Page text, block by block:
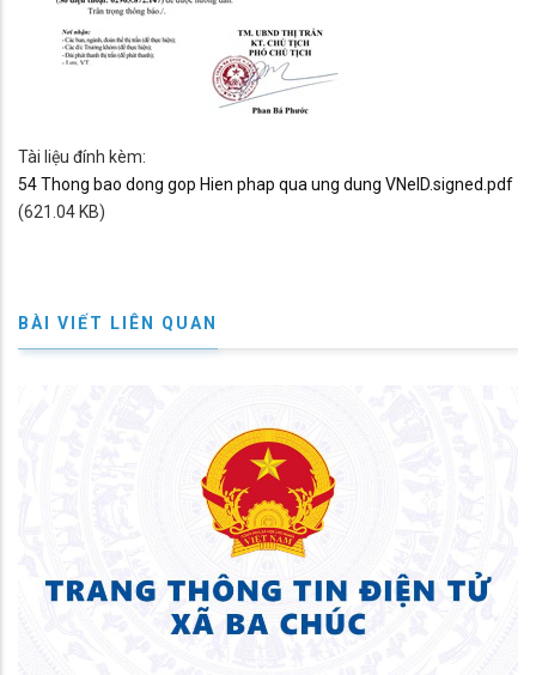
Tài liệu đính kèm:
54 Thong bao dong gop Hien phap qua ung dung VNeID.signed.pdf
(621.04 KB)
BÀI VIẾT LIÊN QUAN